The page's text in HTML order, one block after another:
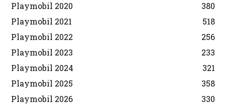
Playmobil 2020
380
Playmobil 2021
518
Playmobil 2022
256
Playmobil 2023
233
Playmobil 2024
321
Playmobil 2025
358
Playmobil 2026
330